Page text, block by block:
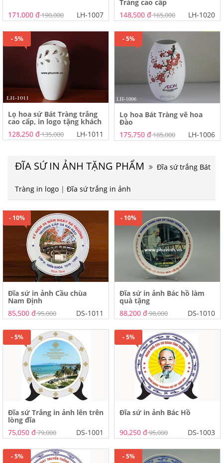
171,000 đ190,000 LH-1007
Tràng cao cấp
148,500 đ165,000 LH-1020
- 5%
Lọ hoa sứ Bát Tràng trắng
cao cấp, in logo tặng khách
128,250 đ135,000 LH-1011
- 5%
Lọ hoa Bát Tràng vẽ hoa
Đào
175,750 đ185,000 LH-1006
ĐĨA SỨ IN ẢNH TẶNG PHẨM Đĩa sứ trắng Bát
Tràng in logo | Đĩa sứ trắng in ảnh
- 10%
Đĩa sứ in ảnh Cầu chùa
Nam Định
85,500 đ95,000 DS-1011
- 10%
Đĩa sứ in ảnh Bác hồ làm
quà tặng
88,200 đ98,000 DS-1010
- 5%
Đĩa sứ Trắng in ảnh lên trên
lòng đĩa
75,050 đ79,000 DS-1001
- 5%
Đĩa sứ in ảnh Bác Hồ
90,250 đ95,000 DS-1003
- 5% - 5%